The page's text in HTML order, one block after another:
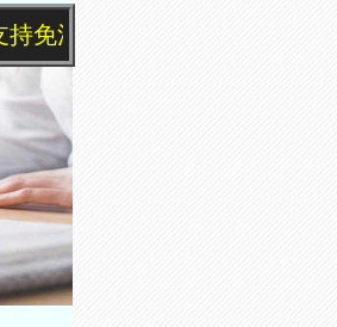
册免登陆自助购买下载，